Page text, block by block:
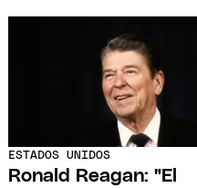
ESTADOS UNIDOS
Ronald Reagan: "El